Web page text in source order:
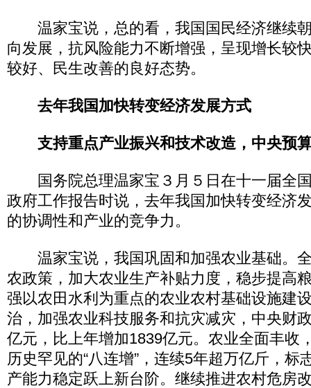
温家宝说，总的看，我国国民经济继续
向发展，抗风险能力不断增强，呈现增长较
较好、民生改善的良好态势。
去年我国加快转变经济发展方式
支持重点产业振兴和技术改造，中央预
国务院总理温家宝３月５日在十一届全
政府工作报告时说，去年我国加快转变经济
的协调性和产业的竞争力。
温家宝说，我国巩固和加强农业基础。
农政策，加大农业生产补贴力度，稳步提高
强以农田水利为重点的农业农村基础设施建
治，加强农业科技服务和抗灾减灾，中央财
亿元，比上年增加1839亿元。农业全面丰收
历史罕见的“八连增”，连续5年超万亿斤，标
产能力稳定跃上新台阶。继续推进农村危房